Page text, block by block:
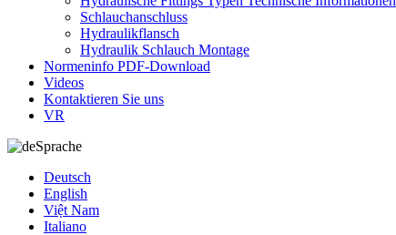
Schlauchanschluss
Hydraulikflansch
Hydraulik Schlauch Montage
Normeninfo PDF-Download
Videos
Kontaktieren Sie uns
VR
Sprache
Deutsch
English
Việt Nam
Italiano